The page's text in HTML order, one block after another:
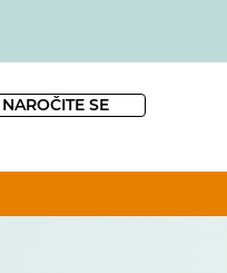
NAROČITE SE